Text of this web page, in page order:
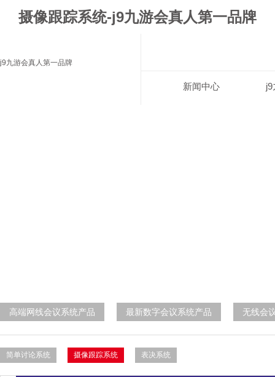
摄像跟踪系统-j9九游会真人第一品牌
j9九游会真人第一品牌
新闻中心
高端网线会议系统产品 最新数字会议系统产品 无线会
简单讨论系统 摄像跟踪系统 表决系统